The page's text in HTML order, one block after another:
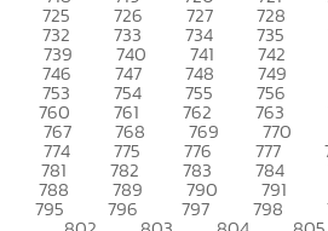
725 726 727 728
732 733 734 735
739 740 741 742
746 747 748 749
753 754 755 756
760 761 762 763
767 768 769 770
774 775 776 777
781 782 783 784
788 789 790 791
795 796 797 798